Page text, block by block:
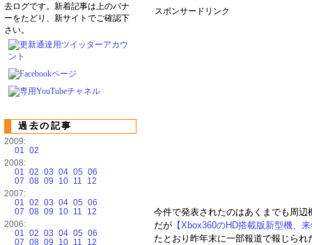
スポンサードリンク
今件で発表されたのはあくまでも周
だが 【Xbox360のHD搭載版新型機、
たとおり昨年末に一部報道で報じら
去ログです。新着記事は上のバナ
ーをたどり、新サイトでご確認下
さい。
過去の記事
2009:
01 02
2008:
01 02 03 04 05 06
07 08 09 10 11
12
2007:
01 02 03 04 05 06
07 08 09 10 11
12
2006:
01 02 03 04 05 06
07 08 09 10 11
12